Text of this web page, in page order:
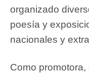
organizado
poesía y
nacionales y
Como